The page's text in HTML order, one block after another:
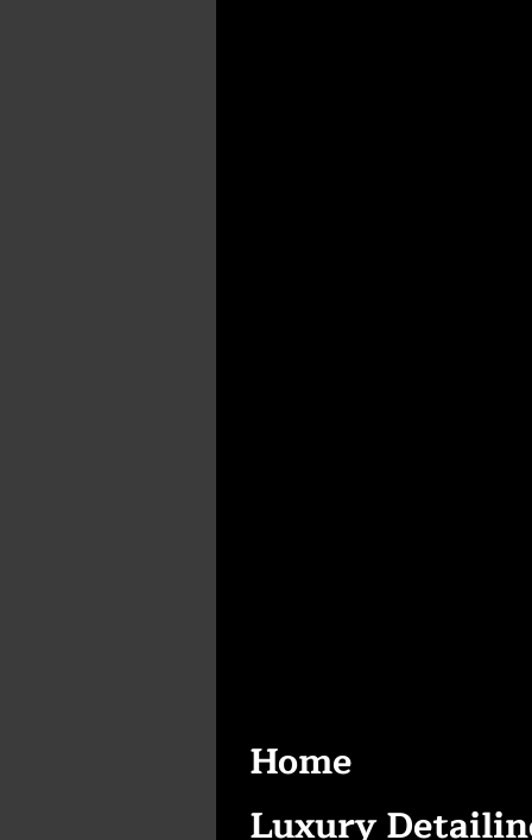
Home
Luxury